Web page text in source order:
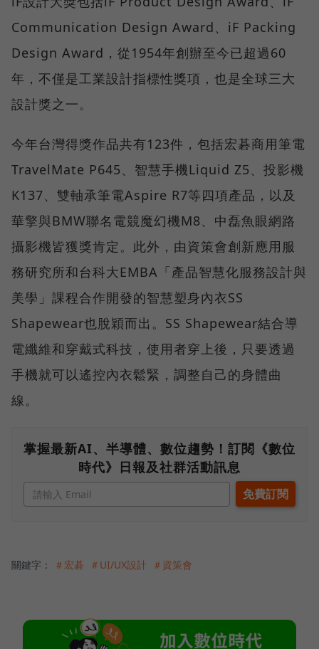
Communication Design Award、iF Packing
Design Award，從1954年創辦至今已超過60
年，不僅是工業設計指標性獎項，也是全球三大
設計獎之一。
今年台灣得獎作品共有123件，包括宏碁商用筆電
TravelMate P645、智慧手機Liquid Z5、投影機
K137、雙軸承筆電Aspire R7等四項產品，以及
華擎與BMW聯名電競魔幻機M8、中磊魚眼網路
攝影機皆獲獎肯定。此外，由資策會創新應用服
務研究所和台科大EMBA「產品智慧化服務設計與
美學」課程合作開發的智慧塑身內衣SS
Shapewear也脫穎而出。SS Shapewear結合導
電纖維和穿戴式科技，使用者穿上後，只要透過
手機就可以遙控內衣鬆緊，調整自己的身體曲
線。
掌握最新AI、半導體、數位趨勢！訂閱《數位
時代》日報及社群活動訊息
關鍵字： ＃宏碁 ＃UI/UX設計 ＃資策會